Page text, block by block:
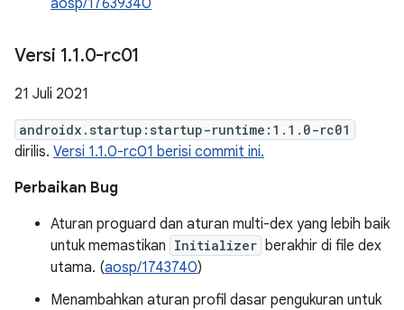
aosp/17639340
Versi 1.1.0-rc01
21 Juli 2021
androidx.startup:startup-runtime:1.1.0-rc01
dirilis. Versi 1.1.0-rc01 berisi commit ini.
Perbaikan Bug
Aturan proguard dan aturan multi-dex yang lebih baik
untuk memastikan Initializer berakhir di file dex
utama. (aosp/1743740)
Menambahkan aturan profil dasar pengukuran untuk